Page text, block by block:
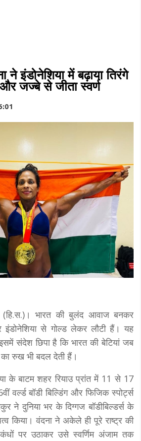
ने इंडोनेशिया में बढ़ाया तिरंगे
जज्बे से जीता स्वर्ण
(हि.स.)। भारत की बुलंद आवाज बनकर
इंडोनेशिया से गोल्ड लेकर लौटी हैं। यह
संदेश छिपा है कि भारत की बेटियां जब
का रुख भी बदल देती हैं।
के बाटम शहर रियाउ प्रांत में 11 से 17
वर्ल्ड बॉडी बिल्डिंग और फिजिक स्पोर्ट्स
ने दुनिया भर के दिग्गज बॉडीबिल्डर्स के
किया। वंदना ने अकेले ही पूरे राष्ट्र की
पर उठाकर उसे स्वर्णिम अंजाम तक